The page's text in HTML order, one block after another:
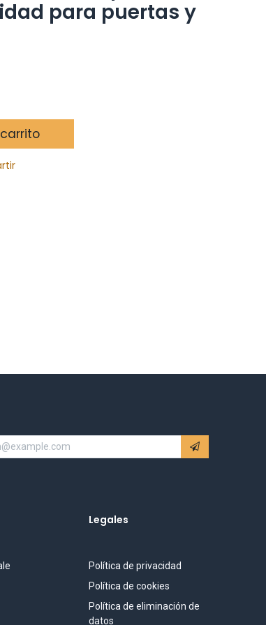
para puertas y
Legales
Política de privacidad
Política de cookies
Política de eliminación de
datos